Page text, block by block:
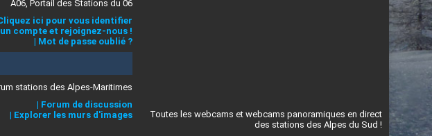
A06, Portail des Stations du 06
ici pour vous identifier
compte et rejoignez-nous !
| Mot de passe oublié ?
stations des Alpes-Maritimes
| Forum de discussion
| Explorer les murs d'images
Toutes les webcams et webcams panoramiques en direct
des stations des Alpes du Sud !